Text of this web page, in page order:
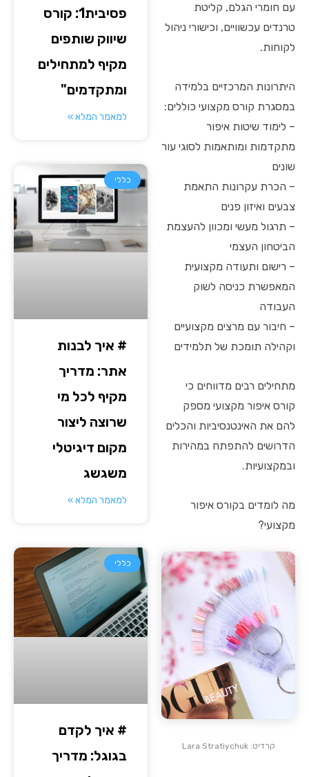
עם חומרי הגלם, קליטת
טרנדים עכשוויים, וכישורי ניהול
לקוחות.
היתרונות המרכזיים בלמידה
במסגרת קורס מקצועי כוללים:
– לימוד שיטות איפור
מתקדמות ומותאמות לסוגי עור
שונים
– הכרת עקרונות התאמת
צבעים ואיזון פנים
– תרגול מעשי ומכוון להעצמת
הביטחון העצמי
– רישום ותעודה מקצועית
המאפשרת כניסה לשוק
העבודה
– חיבור עם מרצים מקצועיים
וקהילה תומכת של תלמידים
מתחילים רבים מדווחים כי
קורס איפור מקצועי מספק
להם את האינטנסיביות והכלים
הדרושים להתפתח במהירות
ובמקצועיות.
מה לומדים בקורס איפור
מקצועי?
קרדיט: Lara Stratiychuk
פסיבית1: קורס
שיווק שותפים
מקיף למתחילים
ומתקדמים"
למאמר המלא »
כללי
# איך לבנות
אתר: מדריך
מקיף לכל מי
שרוצה ליצור
מקום דיגיטלי
משגשג
למאמר המלא »
כללי
# איך לקדם
בגוגל: מדריך